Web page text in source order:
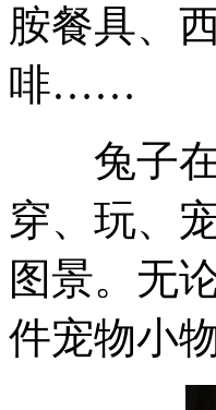
胺餐具、
啡……
兔子在
穿、玩、
图景。无
件宠物小